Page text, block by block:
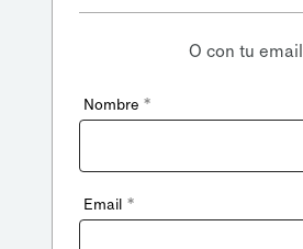
O con tu email
Nombre *
Email *